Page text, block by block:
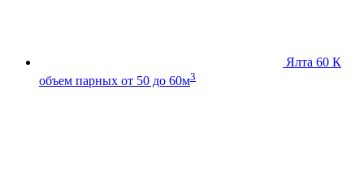
Ялта 60 К
объем парных от 50 до 60м3